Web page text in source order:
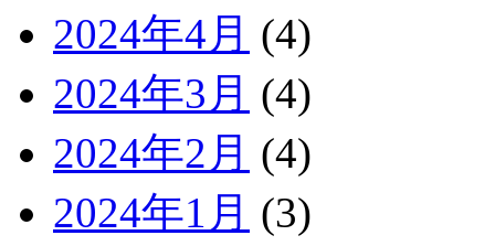
2024年4月 (4)
2024年3月 (4)
2024年2月 (4)
2024年1月 (3)